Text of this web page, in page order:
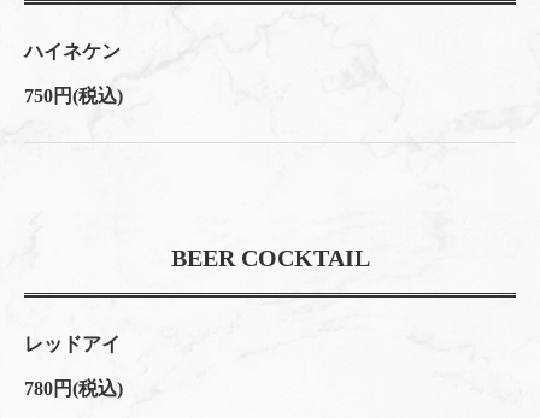
ハイネケン
750円(税込)
BEER COCKTAIL
レッドアイ
780円(税込)